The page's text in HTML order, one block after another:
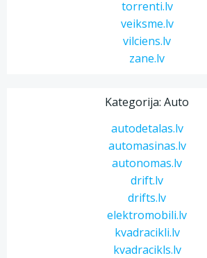
torrenti.lv
veiksme.lv
vilciens.lv
zane.lv
Kategorija: Auto
autodetalas.lv
automasinas.lv
autonomas.lv
drift.lv
drifts.lv
elektromobili.lv
kvadracikli.lv
kvadracikls.lv